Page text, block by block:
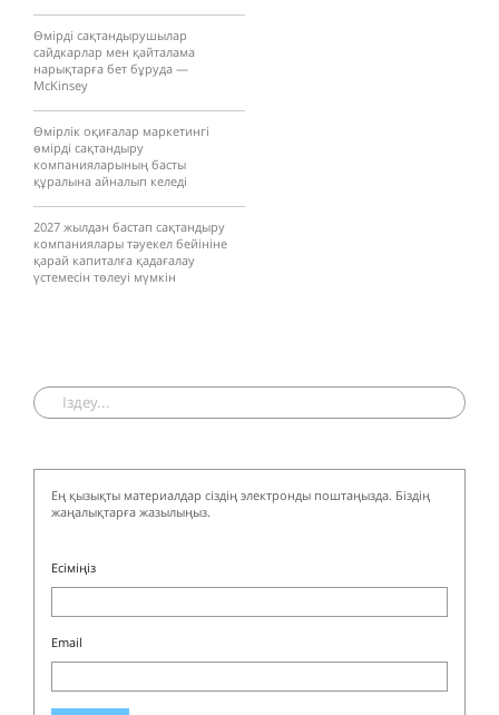
Өмірді сақтандырушылар
сайдкарлар мен қайталама
нарықтарға бет бұруда —
McKinsey
Өмірлік оқиғалар маркетингі
өмірді сақтандыру
компанияларының басты
құралына айналып келеді
2027 жылдан бастап сақтандыру
компаниялары тәуекел бейініне
қарай капиталға қадағалау
үстемесін төлеуі мүмкін
Ең қызықты материалдар сіздің электронды поштаңызда. Біздің
жаңалықтарға жазылыңыз.
Есіміңіз
Email